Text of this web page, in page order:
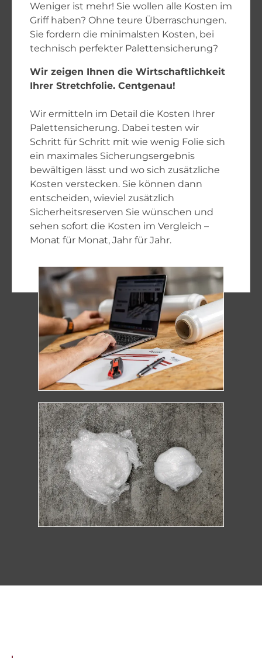
Weniger ist mehr! Sie wollen alle Kosten im
Griff haben? Ohne teure Überraschungen.
Sie fordern die minimalsten Kosten, bei
technisch perfekter Palettensicherung?
Wir zeigen Ihnen die Wirtschaftlichkeit
Ihrer Stretchfolie. Centgenau!
Wir ermitteln im Detail die Kosten Ihrer
Palettensicherung. Dabei testen wir
Schritt für Schritt mit wie wenig Folie sich
ein maximales Sicherungsergebnis
bewältigen lässt und wo sich zusätzliche
Kosten verstecken. Sie können dann
entscheiden, wieviel zusätzlich
Sicherheitsreserven Sie wünschen und
sehen sofort die Kosten im Vergleich –
Monat für Monat, Jahr für Jahr.